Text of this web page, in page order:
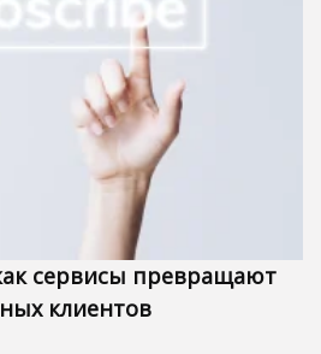
сервисы превращают
клиентов